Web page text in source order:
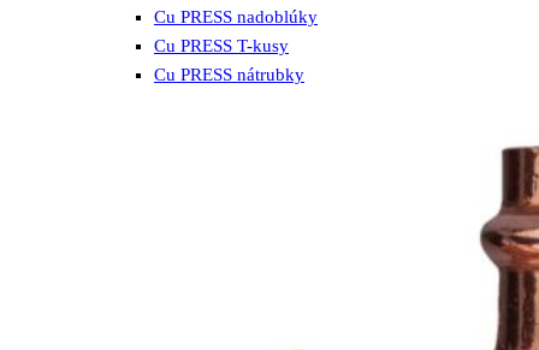
Cu PRESS nadoblúky
Cu PRESS T-kusy
Cu PRESS nátrubky